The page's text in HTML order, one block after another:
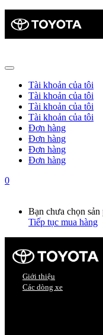
Tài khoản của tôi
Tài khoản của tôi
Tài khoản của tôi
Tài khoản của tôi
Đơn hàng
Đơn hàng
Đơn hàng
Đơn hàng
0
Bạn chưa chọn sản
Tiếp tục mua hàng
Giới thiệu
Các dòng xe